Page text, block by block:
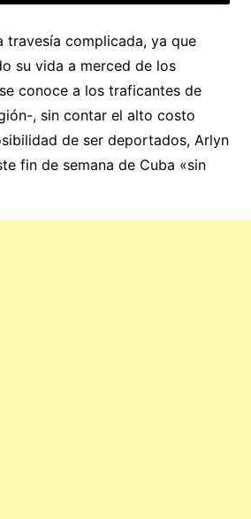
travesía complicada, ya que
su vida a merced de los
conoce a los traficantes de
, sin contar el alto costo
de ser deportados, Arlyn
fin de semana de Cuba «sin